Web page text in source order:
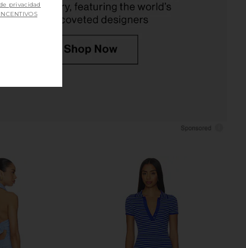
Naomi
Steve Madden Vita Dress in
Chocolate Martini
privacidad